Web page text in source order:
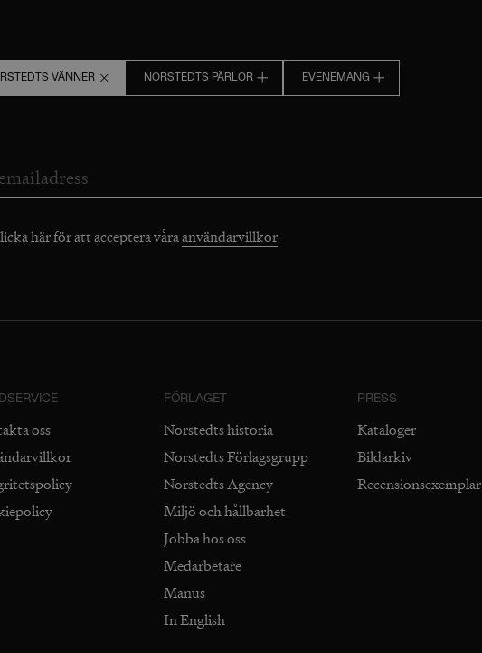
VÄNNER NORSTEDTS PÄRLOR EVENEMANG
här för att acceptera våraanvändarvillkor
oss
FÖRLAGET
Norstedts historia
Norstedts Förlagsgrupp
Norstedts Agency
Miljö och hållbarhet
Jobba hos oss
Medarbetare
Manus
In English
PRESS
Kataloger
Bildarkiv
Recensionsexemplar